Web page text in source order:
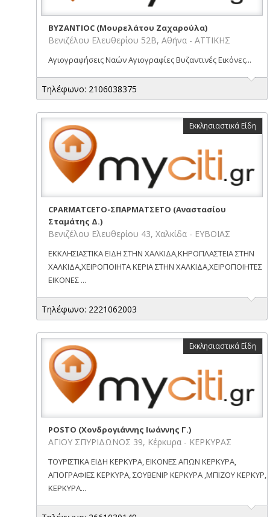
BYZANTIOC (Μουρελάτου Ζαχαρούλα)
Βενιζέλου Ελευθερίου 52Β, Αθήνα - ΑΤΤΙΚΗΣ
Αγιογραφήσεις Ναών Αγιογραφίες Βυζαντινές Εικόνες...
Τηλέφωνο: 2106038375
Εκκλησιαστικά Είδη
CPARMATCETO-ΣΠΑΡΜΑΤΣΕΤΟ (Αναστασίου
Σταμάτης Δ.)
Βενιζέλου Ελευθερίου 43, Χαλκίδα - ΕΥΒΟΙΑΣ
ΕΚΚΛΗΣΙΑΣΤΙΚΑ ΕΙΔΗ ΣΤΗΝ ΧΑΛΚΙΔΑ,ΚΗΡΟΠΛΑΣΤΕΙΑ ΣΤΗΝ
ΧΑΛΚΙΔΑ,ΧΕΙΡΟΠΟΙΗΤΑ ΚΕΡΙΑ ΣΤΗΝ ΧΑΛΚΙΔΑ,ΧΕΙΡΟΠΟΙΗΤΕΣ
ΕΙΚΟΝΕΣ ...
Τηλέφωνο: 2221062003
Εκκλησιαστικά Είδη
POSTO (Χονδρογιάννης Ιωάννης Γ.)
ΑΓΙΟΥ ΣΠΥΡΙΔΩΝΟΣ 39, Κέρκυρα - ΚΕΡΚΥΡΑΣ
ΤΟΥΡΙΣΤΙΚΑ ΕΙΔΗ ΚΕΡΚΥΡΑ, ΕΙΚΟΝΕΣ ΑΓΙΩΝ ΚΕΡΚΥΡΑ,
ΑΓΙΟΓΡΑΦΙΕΣ ΚΕΡΚΥΡΑ, ΣΟΥΒΕΝΙΡ ΚΕΡΚΥΡΑ ,ΜΠΙΖΟΥ ΚΕΡΚΥΡ,
ΚΕΡΚΥΡΑ...